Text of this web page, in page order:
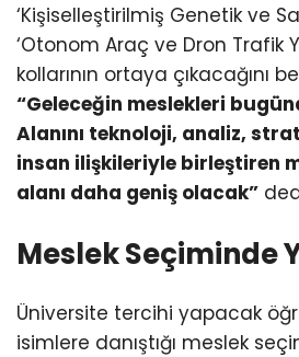
‘Kişiselleştirilmiş Genetik ve
‘Otonom Araç ve Dron Trafik
kollarının ortaya çıkacağını
“Geleceğin meslekleri
Alanını teknoloji, analiz,
insan ilişkileriyle birleştiren
alanı daha geniş olacak”
Meslek Seçiminde
Üniversite tercihi yapacak
isimlere danıştığı meslek